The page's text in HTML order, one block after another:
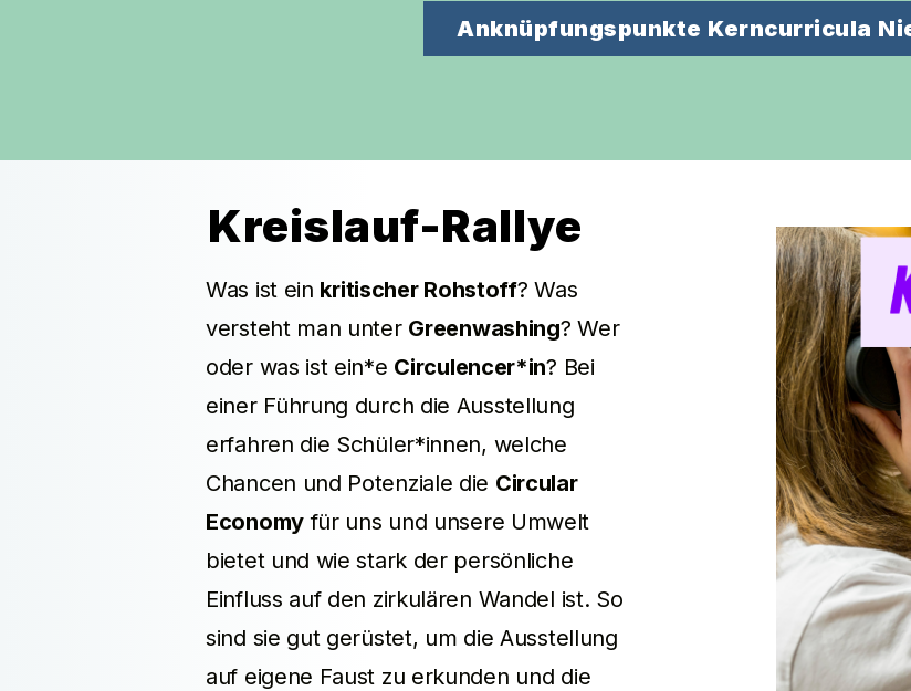
Anknüpfungspunkte Kerncurricula
Kreislauf-Rallye
Was ist ein kritischer Rohstoff? Was
versteht man unter Greenwashing? Wer
oder was ist ein*e Circulencer*in? Bei
einer Führung durch die Ausstellung
erfahren die Schüler*innen, welche
Chancen und Potenziale die Circular
Economyfür uns und unsere Umwelt
bietet und wie stark der persönliche
Einfluss auf den zirkulären Wandel ist. So
sind sie gut gerüstet, um die Ausstellung
auf eigene Faust zu erkunden und die